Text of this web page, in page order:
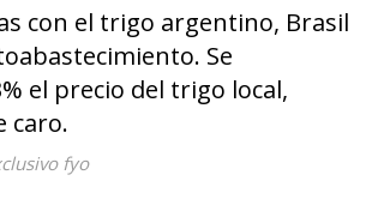
con el trigo argentino, Brasil
Se
el precio del trigo local,
caro.
fyo